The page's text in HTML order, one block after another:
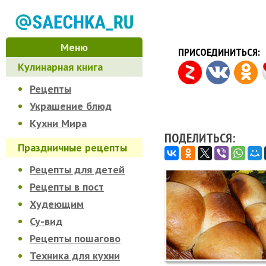
Меню
Кулинарная книга
Рецепты
Украшение блюд
Кухни Мира
Праздничные рецепты
Рецепты для детей
Рецепты в пост
Худеющим
Су-вид
Рецепты пошагово
Техника для кухни
ПРИСОЕДИНИТЬСЯ:
ПОДЕЛИТЬСЯ: